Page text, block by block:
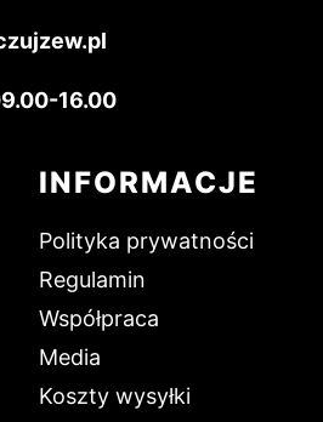
16.00
INFORMACJE
Polityka prywatności
Regulamin
Współpraca
Media
Koszty wysyłki